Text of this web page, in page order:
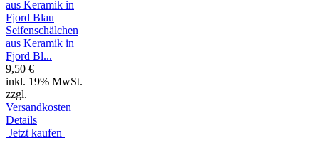
Seifenschälchen
aus Keramik in
Fjord Bl...
9,50 €
inkl. 19% MwSt.
zzgl.
Versandkosten
Details
Jetzt kaufen